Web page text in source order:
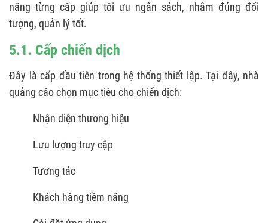
năng từng cấp giúp tối ưu ngân sách, nhắm đúng đối
tượng, quản lý tốt.
5.1. Cấp chiến dịch
Đây là cấp đầu tiên trong hệ thống thiết lập. Tại đây, nhà
quảng cáo chọn mục tiêu cho chiến dịch:
Nhận diện thương hiệu
Lưu lượng truy cập
Tương tác
Khách hàng tiềm năng